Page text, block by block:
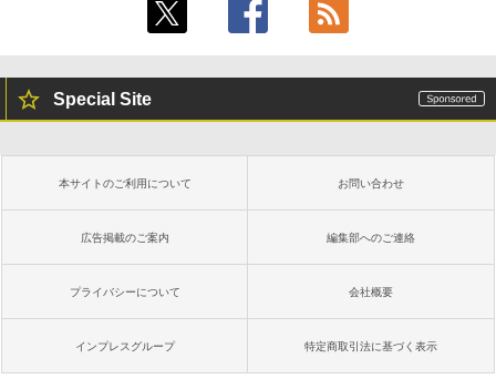
Special Site
本サイトのご利用について お問い合わせ
広告掲載のご案内 編集部へのご連絡
プライバシーについて 会社概要
インプレスグループ 特定商取引法に基づく表示